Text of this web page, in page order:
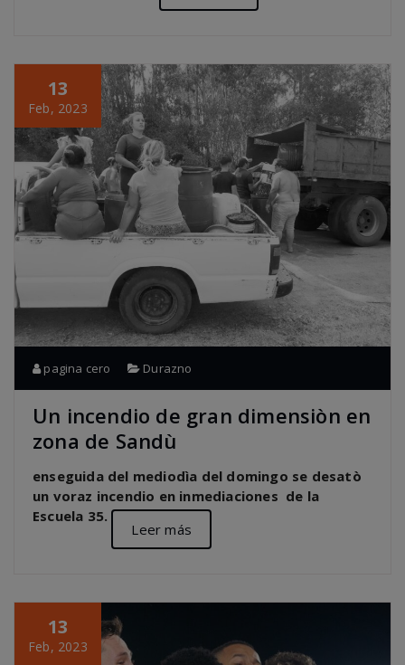
13
Feb, 2023
pagina cero Durazno
Un incendio de gran dimensiòn en
zona de Sandù
enseguida del mediodìa del domingo se desatò
un voraz incendio en inmediaciones de la
Escuela 35.
Leer más
13
Feb, 2023